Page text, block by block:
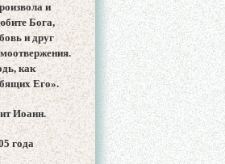
и
Бога,
и друг
как
Его».
Иоанн.
года